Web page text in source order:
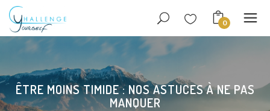
0
ÊTRE MOINS TIMIDE : NOS ASTUCES À NE PAS
MANQUER